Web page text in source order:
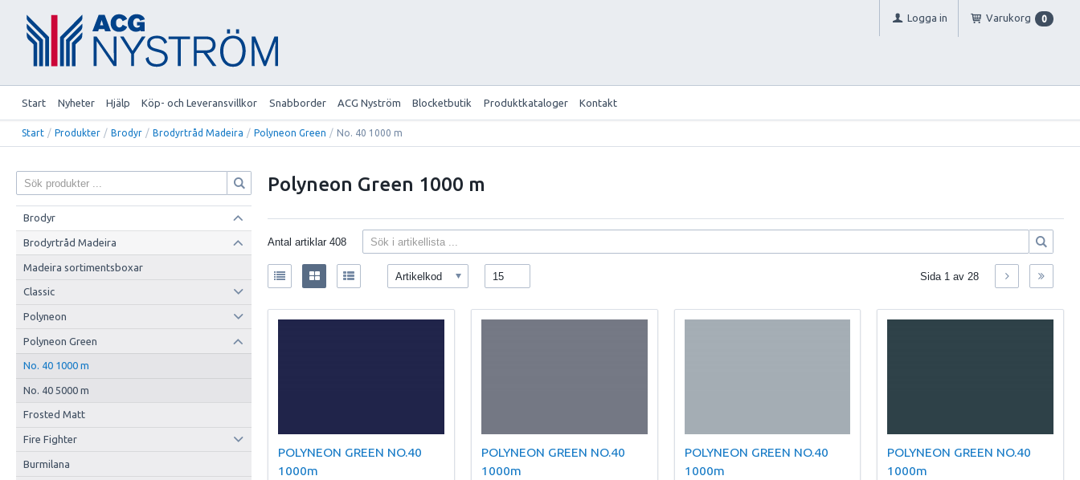
Logga in Varukorg 0
Start Nyheter Hjälp Köp- och Leveransvillkor Snabborder ACG Nyström Blocketbutik Produktkataloger Kontakt
Start / Produkter / Brodyr / Brodyrtråd Madeira / Polyneon Green / No. 40 1000 m
Brodyr
Brodyrtråd Madeira
Madeira sortimentsboxar
Classic
Polyneon
Polyneon Green
No. 40 1000 m
No. 40 5000 m
Frosted Matt
Fire Fighter
Burmilana
Polyneon Green 1000 m
Antal artiklar408
Artikelkod 15 Sida 1 av 28
POLYNEON GREEN NO.40
1000m
POLYNEON GREEN NO.40
1000m
POLYNEON GREEN NO.40
1000m
POLYNEON GREEN NO.40
1000m